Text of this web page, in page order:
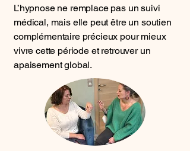
L’hypnose ne remplace pas un suivi
médical, mais elle peut être un soutien
complémentaire précieux pour mieux
vivre cette période et retrouver un
apaisement global.